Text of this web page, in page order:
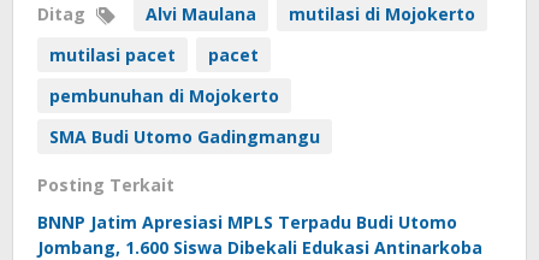
Ditag Alvi Maulana
mutilasi di Mojokerto
mutilasi pacet
pacet
pembunuhan di Mojokerto
SMA Budi Utomo Gadingmangu
Posting Terkait
BNNP Jatim Apresiasi MPLS Terpadu Budi Utomo
Jombang, 1.600 Siswa Dibekali Edukasi Antinarkoba